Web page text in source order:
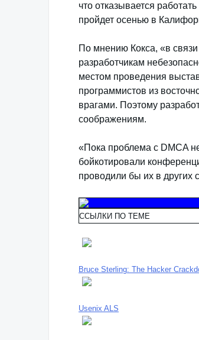
что отказывается
пройдет осенью в
По мнению Кокса, «в
разработчикам
местом проведения
программистов из
врагами. Поэтому
соображениям.
«Пока проблема с DMCA
бойкотировали
проводили бы их в других
ССЫЛКИ ПО ТЕМЕ
Bruce Sterling: The Hacker
Usenix ALS